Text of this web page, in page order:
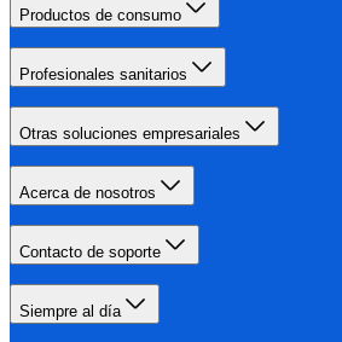
Productos de consumo
Profesionales sanitarios
Otras soluciones empresariales
Acerca de nosotros
Contacto de soporte
Siempre al día